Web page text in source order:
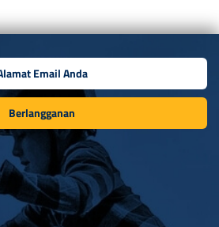
Berlangganan